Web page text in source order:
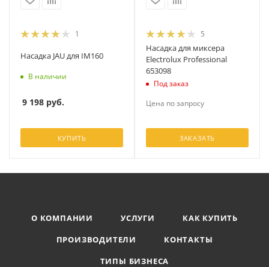
1
Насадка JAU для IM160
В наличии
9 198 руб.
КУПИТЬ
5
Насадка для миксера
Electrolux Professional
653098
Под заказ
Цена по запросу
ЗАКАЗАТЬ
О КОМПАНИИ УСЛУГИ
КАК КУПИТЬ
ПРОИЗВОДИТЕЛИ
КОНТАКТЫ
ТИПЫ БИЗНЕСА